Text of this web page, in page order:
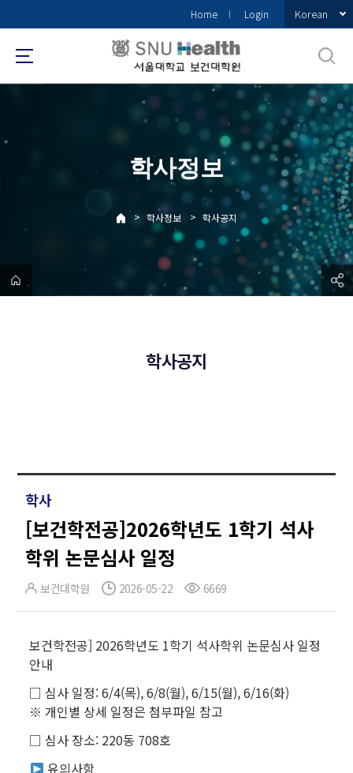
로
메
Home Login Korean
학사정보
> 학사정보 > 학사공지
학사공지
학사
[보건학전공]2026학년도 1학기 석사
학위 논문심사 일정
보건대학원 2026-05-22 6669
보건학전공] 2026학년도 1학기 석사학위 논문심사 일정
안내
□ 심사 일정: 6/4(목), 6/8(월), 6/15(월), 6/16(화)
※ 개인별 상세 일정은 첨부파일 참고
□ 심사 장소: 220동 708호
유의사항